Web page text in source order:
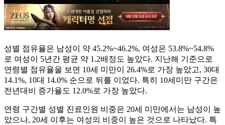
성별 점유율은 남성이 약 45.2%~46.2%, 여성은 53.8%~54.8%
로 여성이 5년간 평균 약 1.2배정도 높았다. 지난해 기준으로
연령별 점유율을 보면 10세 미만이 26.4%로 가장 높았고, 30대
14.1%, 10대 14.0% 순으로 뒤를 이었다. 특히 10세미만 구간은
전년대비 증가율도 12.0%로 가장 높았다.
연령 구간별 성별 진료인원 비중은 20세 미만에서는 남성이 높
았으나, 20세 이후는 여성의 비중이 높은 것으로 나타났다. 특